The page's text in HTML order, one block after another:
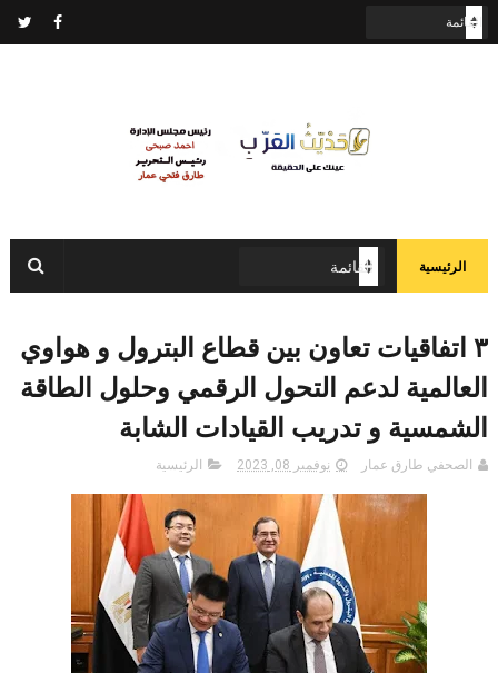
الرئيسية
٣ اتفاقيات تعاون بين قطاع البترول و هواوي
العالمية لدعم التحول الرقمي وحلول الطاقة
الشمسية و تدريب القيادات الشابة
الصحفي طارق عمار نوفمبر 08, 2023 الرئيسية